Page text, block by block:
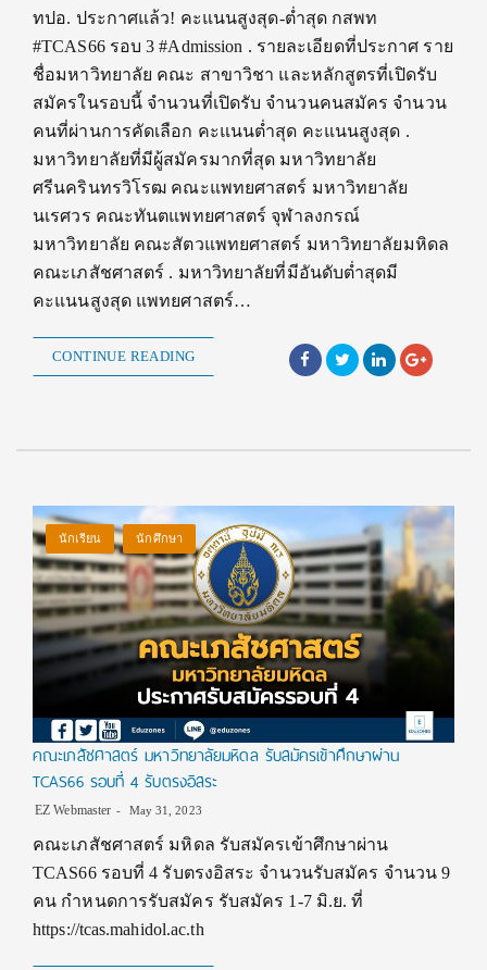
ทปอ. ประกาศแล้ว! คะแนนสูงสุด-ต่ำสุด กสพท
#TCAS66 รอบ 3 #Admission . รายละเอียดที่ประกาศ ราย
ชื่อมหาวิทยาลัย คณะ สาขาวิชา และหลักสูตรที่เปิดรับ
สมัครในรอบนี้ จำนวนที่เปิดรับ จำนวนคนสมัคร จำนวน
คนที่ผ่านการคัดเลือก คะแนนต่ำสุด คะแนนสูงสุด .
มหาวิทยาลัยที่มีผู้สมัครมากที่สุด มหาวิทยาลัย
ศรีนครินทรวิโรฒ คณะแพทยศาสตร์ มหาวิทยาลัย
นเรศวร คณะทันตแพทยศาสตร์ จุฬาลงกรณ์
มหาวิทยาลัย คณะสัตวแพทยศาสตร์ มหาวิทยาลัยมหิดล
คณะเภสัชศาสตร์ . มหาวิทยาลัยที่มีอันดับต่ำสุดมี
คะแนนสูงสุด แพทยศาสตร์…
CONTINUE READING
นักเรียน นักศึกษา
คณะเภสัชศาสตร์ มหาวิทยาลัยมหิดล รับสมัครเข้าศึกษาผ่าน
TCAS66 รอบที่ 4 รับตรงอิสระ
EZ Webmaster May 31, 2023
คณะเภสัชศาสตร์ มหิดล รับสมัครเข้าศึกษาผ่าน
TCAS66 รอบที่ 4 รับตรงอิสระ จำนวนรับสมัคร จำนวน 9
คน กำหนดการรับสมัคร รับสมัคร 1-7 มิ.ย. ที่
https://tcas.mahidol.ac.th